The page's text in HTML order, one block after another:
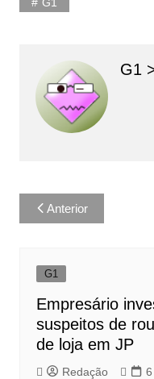
G1
G1
Navegação
de
Anterior
G1
Empresário
suspeitos de
de loja em JP
Redação